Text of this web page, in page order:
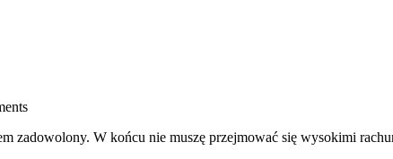
zadowolony. W końcu nie muszę przejmować się wysokimi